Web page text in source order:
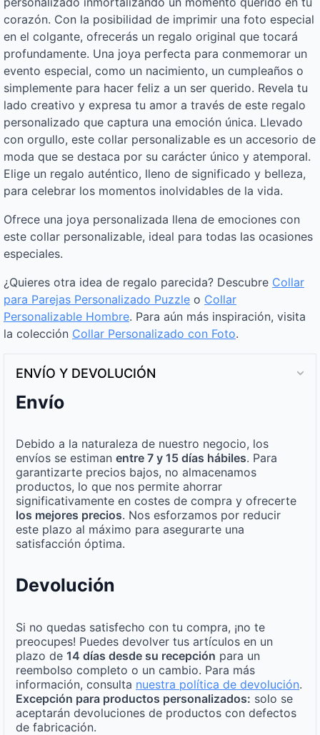
corazón. Con la posibilidad de imprimir una foto especial
en el colgante, ofrecerás un regalo original que tocará
profundamente. Una joya perfecta para conmemorar un
evento especial, como un nacimiento, un cumpleaños o
simplemente para hacer feliz a un ser querido. Revela tu
lado creativo y expresa tu amor a través de este regalo
personalizado que captura una emoción única. Llevado
con orgullo, este collar personalizable es un accesorio de
moda que se destaca por su carácter único y atemporal.
Elige un regalo auténtico, lleno de significado y belleza,
para celebrar los momentos inolvidables de la vida.
Ofrece una joya personalizada llena de emociones con
este collar personalizable, ideal para todas las ocasiones
especiales.
¿Quieres otra idea de regalo parecida? Descubre Collar
para Parejas Personalizado Puzzle o Collar
Personalizable Hombre. Para aún más inspiración, visita
la colección Collar Personalizado con Foto.
ENVÍO Y DEVOLUCIÓN
Envío
Debido a la naturaleza de nuestro negocio, los
envíos se estiman entre 7 y 15 días hábiles. Para
garantizarte precios bajos, no almacenamos
productos, lo que nos permite ahorrar
significativamente en costes de compra y ofrecerte
los mejores precios. Nos esforzamos por reducir
este plazo al máximo para asegurarte una
satisfacción óptima.
Devolución
Si no quedas satisfecho con tu compra, ¡no te
preocupes! Puedes devolver tus artículos en un
plazo de 14 días desde su recepción para un
reembolso completo o un cambio. Para más
información, consulta nuestra política de devolución.
Excepción para productos personalizados: solo se
aceptarán devoluciones de productos con defectos
de fabricación.